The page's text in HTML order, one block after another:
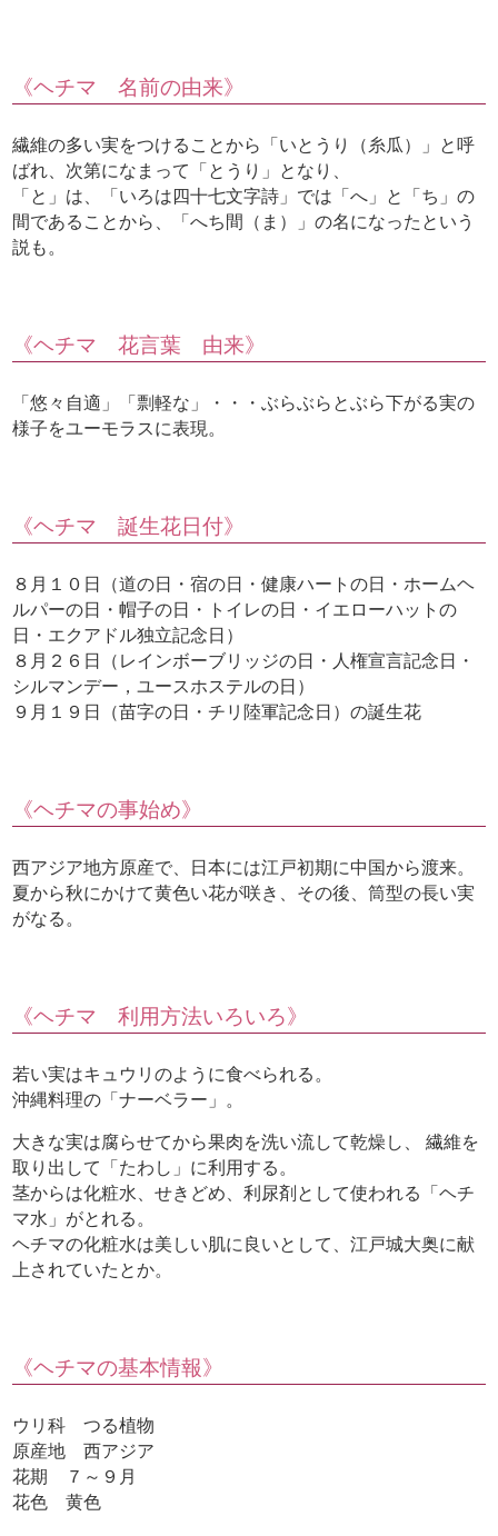
《ヘチマ 名前の由来》
繊維の多い実をつけることから「いとうり（糸瓜）」と呼
ばれ、次第になまって「とうり」となり、
「と」は、「いろは四十七文字詩」では「へ」と「ち」の
間であることから、「へち間（ま）」の名になったという
説も。
《ヘチマ 花言葉 由来》
「悠々自適」「剽軽な」・・・ぶらぶらとぶら下がる実の
様子をユーモラスに表現。
《ヘチマ 誕生花日付》
８月１０日（道の日・宿の日・健康ハートの日・ホームヘ
ルパーの日・帽子の日・トイレの日・イエローハットの
日・エクアドル独立記念日）
８月２６日（レインボーブリッジの日・人権宣言記念日・
シルマンデー，ユースホステルの日）
９月１９日（苗字の日・チリ陸軍記念日）の誕生花
《ヘチマの事始め》
西アジア地方原産で、日本には江戸初期に中国から渡来。
夏から秋にかけて黄色い花が咲き、その後、筒型の長い実
がなる。
《ヘチマ 利用方法いろいろ》
若い実はキュウリのように食べられる。
沖縄料理の「ナーベラー」。
大きな実は腐らせてから果肉を洗い流して乾燥し、 繊維を
取り出して「たわし」に利用する。
茎からは化粧水、せきどめ、利尿剤として使われる「ヘチ
マ水」がとれる。
ヘチマの化粧水は美しい肌に良いとして、江戸城大奥に献
上されていたとか。
《ヘチマの基本情報》
ウリ科 つる植物
原産地 西アジア
花期 ７～９月
花色 黄色